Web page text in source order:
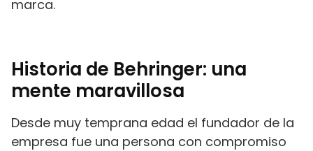
marca.
Historia de Behringer: una
mente maravillosa
Desde muy temprana edad el fundador de la
empresa fue una persona con compromiso